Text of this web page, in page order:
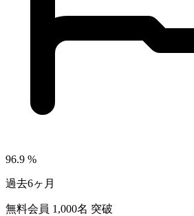
96.9 %
過去6ヶ月
無料会員 1,000名 突破